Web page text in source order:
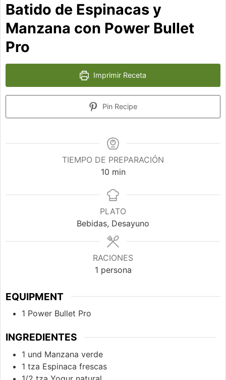
Batido de Espinacas y
Manzana con Power Bullet
Pro
Imprimir Receta
Pin Recipe
TIEMPO DE PREPARACIÓN
10minutos
min
PLATO
Bebidas, Desayuno
RACIONES
1 persona
EQUIPMENT
1 Power Bullet Pro
INGREDIENTES
1 und Manzana verde
1 tza Espinaca frescas